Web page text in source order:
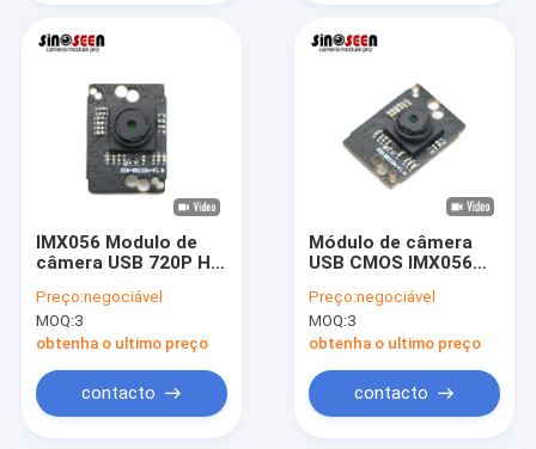
IMX056 Modulo de
câmera USB 720P HD
Preço:negociável
MOQ:3
obtenha o ultimo preço
contacto
Módulo de câmera
USB CMOS IMX056
Smartphones
Preço:negociável
MOQ:3
obtenha o ultimo preço
contacto